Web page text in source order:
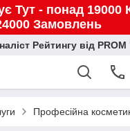
Тут - понад 19000
Замовлень
Рейтингу від
Професійна